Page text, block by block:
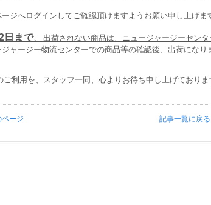
ージへログインしてご確認頂けますようお願い申し上げま
日まで、 出荷されない商品は、ニュージャージーセン
ジャージー物流センターでの商品等の確認後、出荷になり
ご利用を、スタッフ一同、心よりお待ち申し上げておりま
ページ 記事一覧に戻る